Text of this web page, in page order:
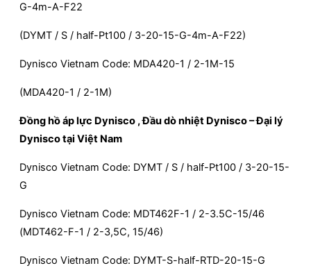
G-4m-A-F22
(DYMT / S / half-Pt100 / 3-20-15-G-4m-A-F22)
Dynisco Vietnam Code: MDA420-1 / 2-1M-15
(MDA420-1 / 2-1M)
Đồng hồ áp lực Dynisco , Đầu dò nhiệt Dynisco – Đại lý
Dynisco tại Việt Nam
Dynisco Vietnam Code: DYMT / S / half-Pt100 / 3-20-15-
G
Dynisco Vietnam Code: MDT462F-1 / 2-3.5C-15/46
(MDT462-F-1 / 2-3,5C, 15/46)
Dynisco Vietnam Code: DYMT-S-half-RTD-20-15-G